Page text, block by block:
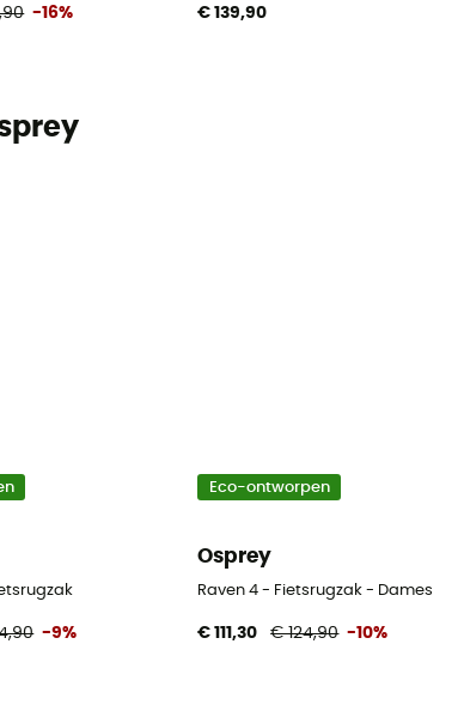
-16% € 139,90
-9%
Eco-ontworpen
Osprey
Raven 4 - Fietsrugzak - Dames
€ 111,30 € 124,90 -10%